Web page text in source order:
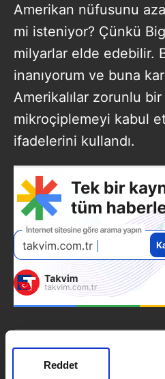
Reddet
Amerikan nüfusunu
mi isteniyor? Çünkü
milyarlar elde edebilir.
inanıyorum ve buna
Amerikalılar zorunlu bir
mikroçiplemeyi kabul
ifadelerini kullandı.
SONRAKİ
İngiliz